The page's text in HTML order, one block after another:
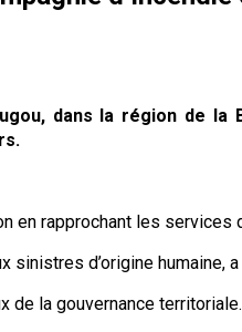
dans la région de la
en rapprochant les
d’origine humaine,
de la gouvernance territoriale.